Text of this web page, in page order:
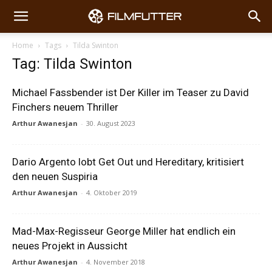
Home Tags Tilda Swinton
Tag: Tilda Swinton
Michael Fassbender ist Der Killer im Teaser zu David
Finchers neuem Thriller
Arthur Awanesjan - 30. August 2023
Dario Argento lobt Get Out und Hereditary, kritisiert
den neuen Suspiria
Arthur Awanesjan - 4. Oktober 2019
Mad-Max-Regisseur George Miller hat endlich ein
neues Projekt in Aussicht
Arthur Awanesjan - 4. November 2018